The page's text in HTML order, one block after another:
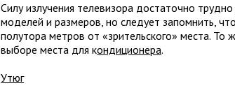
Силу излучения телевизора достаточно
моделей и размеров, но следует запомнить,
полутора метров от «зрительского» места. То
выборе места для кондиционера.
Утюг